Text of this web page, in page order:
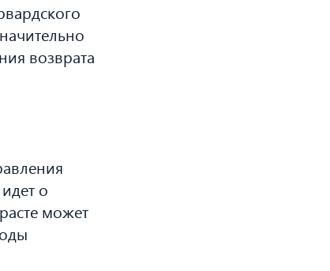
возврата
о
может